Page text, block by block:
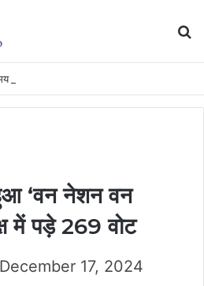
‘वन नेशन वन
में पड़े 269 वोट
December 17, 2024